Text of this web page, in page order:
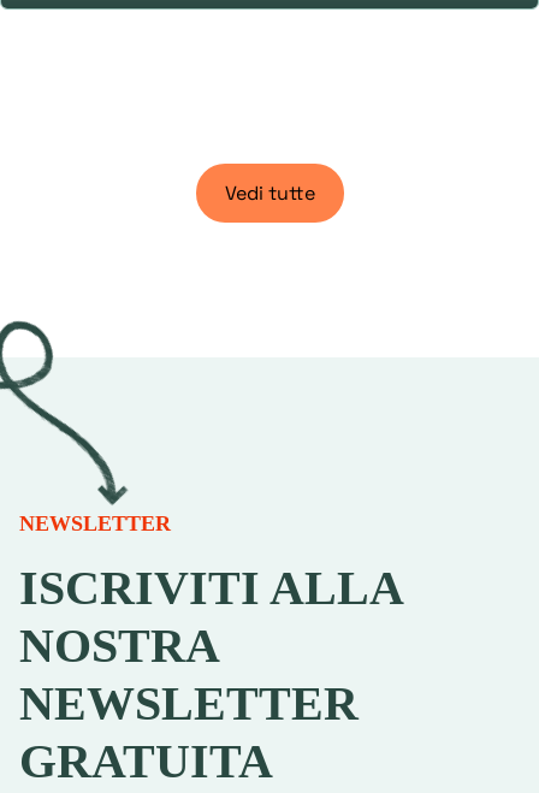
Vedi tutte
NEWSLETTER
ISCRIVITI ALLA
NOSTRA
NEWSLETTER
GRATUITA